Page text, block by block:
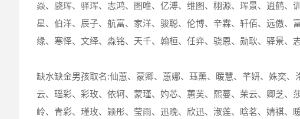
焱、骁珲、驿珲、志鸿、图唯、亿溥、维图、栩源、珲景、逍鹤
星、伯洋、辰子、航富、家洋、骏聪、伦博、辛霖、轩佰、远傲
缘、寒怿、文绎、淼铭、天千、翰桓、任弈、骁恩、勋耿、驿景
缺水缺金男孩取名:仙蕙、蒙卿、蕙娜、珏薰、暖慧、芊妍、姝奕
云、瑶彩、彩玫、依轲、蒙瑾、妁芯、蕙芙、熙蔓、茉云、卿芝
岭、青彩、瑾玫、颖彤、莹雨、迅晚、欣迅、淑莲、晗茗、婧祺